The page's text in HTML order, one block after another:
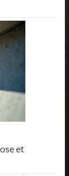
et